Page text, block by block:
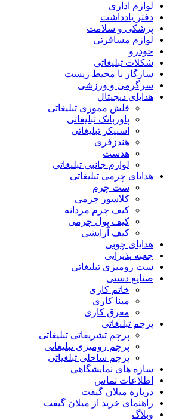
لوازم اداری
دفتر یادداشت
پزشکی و سلامت
لوازم مسافرتی
خودرو
شکلات تبلیغاتی
سازگار با محیط زیست
سرگرمی و ورزشی
هدایای دیجیتال
فلش مموری تبلیغاتی
پاوربانک تبلیغاتی
اسپیکر تبلیغاتی
هندزفری
هدست
لوازم جانبی تبلیغاتی
هدایای چرمی تبلیغاتی
ست چرم
کلاسور چرمی
کیف چرم مردانه
کیف پول چرمی
کیف آرایشی
هدایای چوبی
جعبه پذیرایی
ست رومیزی تبلیغاتی
صنایع دستی
خاتم کاری
مینا کاری
معرق کاری
پرچم تبلیغاتی
پرچم تشریفاتی تبلیغاتی
پرچم رومیزی تبلیغاتی
پرچم ساحلی تبلغیاتی
سازه های نمایشگاهی
اطلاعات تماس
درباره میلان گیفت
راهنمای خرید از میلان گیفت
وبلاگ